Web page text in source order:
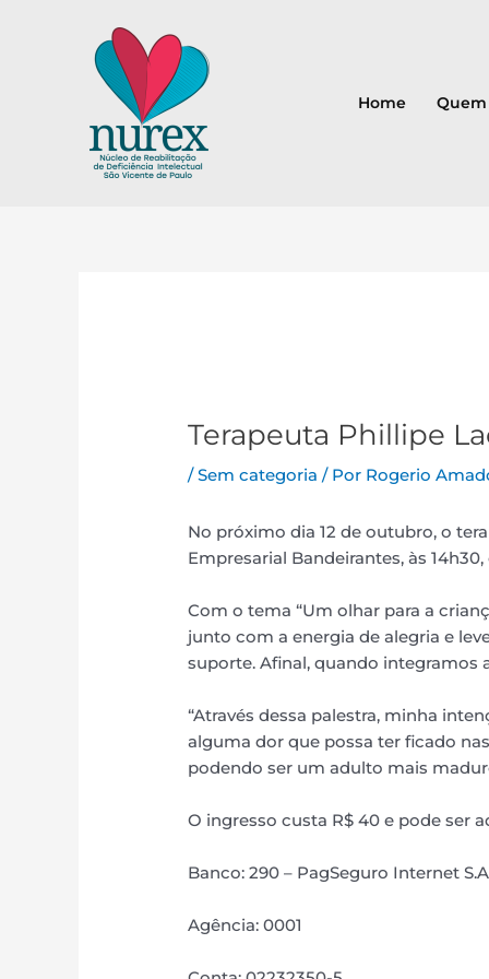
Home Quem
Terapeuta Phillipe
/Sem categoria / Por Rogerio
No próximo dia 12 de outubro, o
Empresarial Bandeirantes, às
Com o tema “Um olhar para a
junto com a energia de alegria e
suporte. Afinal, quando integramos
“Através dessa palestra, minha
alguma dor que possa ter ficado
podendo ser um adulto mais
O ingresso custa R$ 40 e pode ser
Banco: 290 – PagSeguro Internet
Agência: 0001